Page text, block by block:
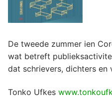
De tweede zummer ien
wat betreft
dat schrievers, dichters en
Tonko Ufkes